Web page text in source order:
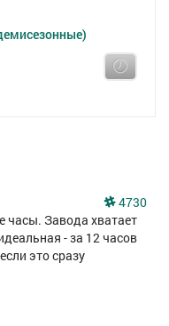
4730
часы. Завода хватает
- за 12 часов
это сразу